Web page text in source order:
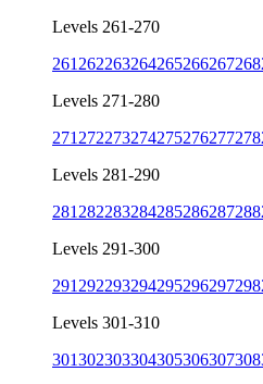
Levels 261-270
261 262263264265266267268
Levels 271-280
271 272273274275276277278
Levels 281-290
281 282283284285286287288
Levels 291-300
291 292293294295296297298
Levels 301-310
301302303304305306307308